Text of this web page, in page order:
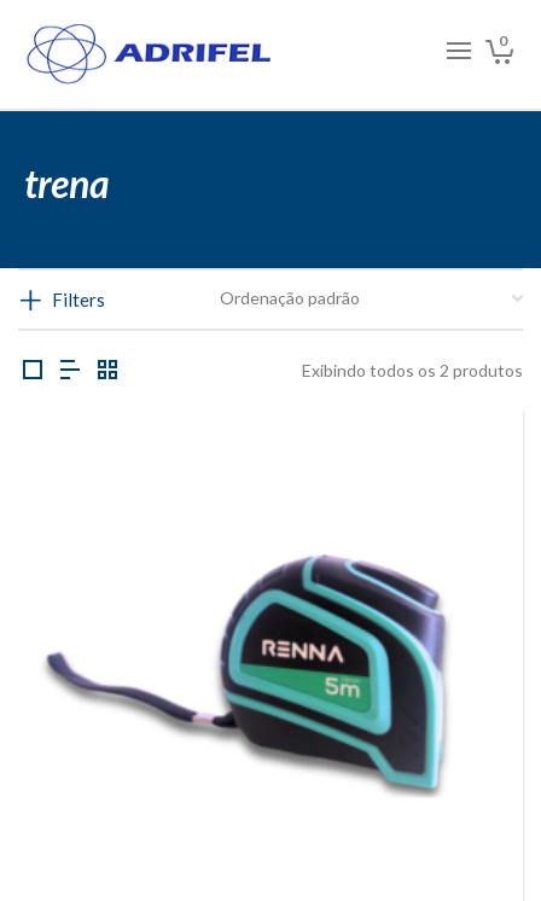
0
trena
Filters
Exibindo todos os 2 produtos